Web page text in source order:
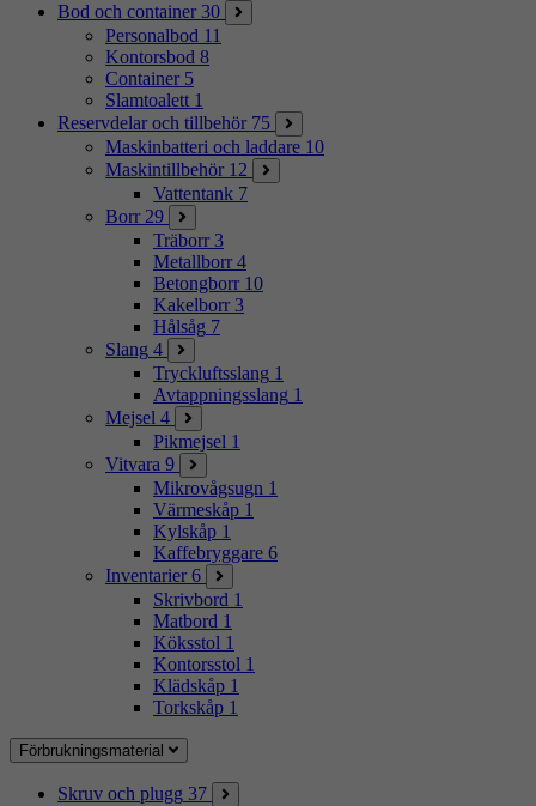
Bod och container 30
Personalbod 11
Kontorsbod 8
Container 5
Slamtoalett 1
Reservdelar och tillbehör 75
Maskinbatteri och laddare 10
Maskintillbehör 12
Vattentank 7
Borr 29
Träborr 3
Metallborr 4
Betongborr 10
Kakelborr 3
Hålsåg 7
Slang 4
Tryckluftsslang 1
Avtappningsslang 1
Mejsel 4
Pikmejsel 1
Vitvara 9
Mikrovågsugn 1
Värmeskåp 1
Kylskåp 1
Kaffebryggare 6
Inventarier 6
Skrivbord 1
Matbord 1
Köksstol 1
Kontorsstol 1
Klädskåp 1
Torkskåp 1
Förbrukningsmaterial
Skruv och plugg 37